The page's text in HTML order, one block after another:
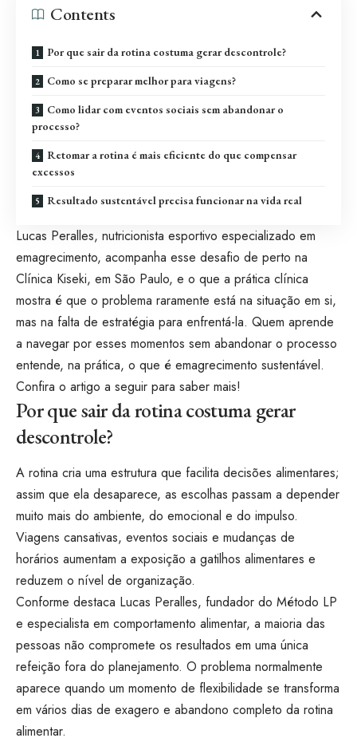
Contents
Por que sair da rotina costuma gerar descontrole?
Como se preparar melhor para viagens?
Como lidar com eventos sociais sem abandonar o
processo?
Retomar a rotina é mais eficiente do que compensar
excessos
Resultado sustentável precisa funcionar na vida real
Lucas Peralles, nutricionista esportivo especializado em
emagrecimento, acompanha esse desafio de perto na
Clínica Kiseki, em São Paulo, e o que a prática clínica
mostra é que o problema raramente está na situação em si,
mas na falta de estratégia para enfrentá-la. Quem aprende
a navegar por esses momentos sem abandonar o processo
entende, na prática, o que é emagrecimento sustentável.
Confira o artigo a seguir para saber mais!
Por que sair da rotina costuma gerar
descontrole?
A rotina cria uma estrutura que facilita decisões alimentares;
assim que ela desaparece, as escolhas passam a depender
muito mais do ambiente, do emocional e do impulso.
Viagens cansativas, eventos sociais e mudanças de
horários aumentam a exposição a gatilhos alimentares e
reduzem o nível de organização.
Conforme destaca Lucas Peralles, fundador do Método LP
e especialista em comportamento alimentar, a maioria das
pessoas não compromete os resultados em uma única
refeição fora do planejamento. O problema normalmente
aparece quando um momento de flexibilidade se transforma
em vários dias de exagero e abandono completo da rotina
alimentar.